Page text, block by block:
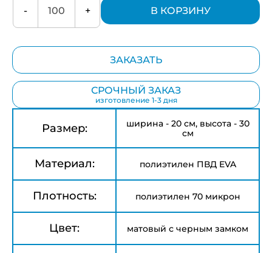
- + В КОРЗИНУ
ЗАКАЗАТЬ
СРОЧНЫЙ ЗАКАЗ
изготовление 1-3 дня
Размер:
ширина - 20 см, высота - 30
см
Материал: полиэтилен ПВД EVA
Плотность: полиэтилен 70 микрон
Цвет: матовый с черным замком